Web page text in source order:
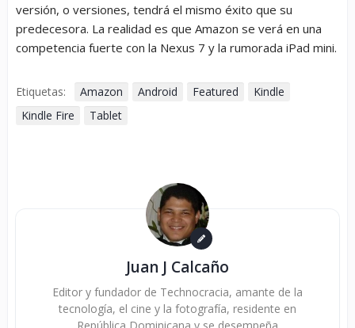
versión, o versiones, tendrá el mismo éxito que su
predecesora. La realidad es que Amazon se verá en una
competencia fuerte con la Nexus 7 y la rumorada iPad mini.
Etiquetas: Amazon Android Featured
Kindle
Kindle Fire
Tablet
Juan J Calcaño
Editor y fundador de Technocracia, amante de la
tecnología, el cine y la fotografía, residente en